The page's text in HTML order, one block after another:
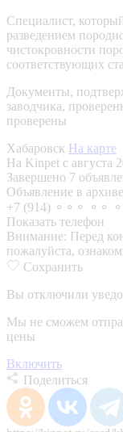
Специалист,
разведением
чистокровности
соответствующих
Документы,
заводчика,
проверены
Хабаровск На карте
На Kinpet c августа
Завершено 7
Объявление в
+7 (914) ⚬⚬⚬ ⚬⚬
Показать телефон
Внимание: Перед
пожалуйста,
Сохранить
Вы отключили
Мы не сможем
цены
Включить
Поделиться